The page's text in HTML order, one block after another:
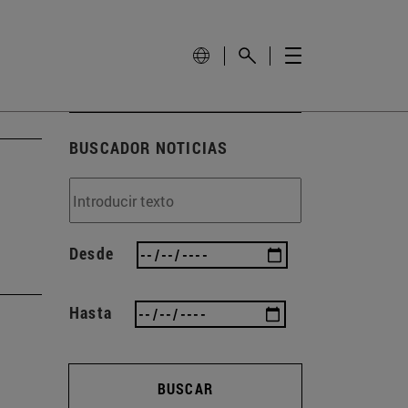
BUSCADOR NOTICIAS
Desde
Hasta
BUSCAR